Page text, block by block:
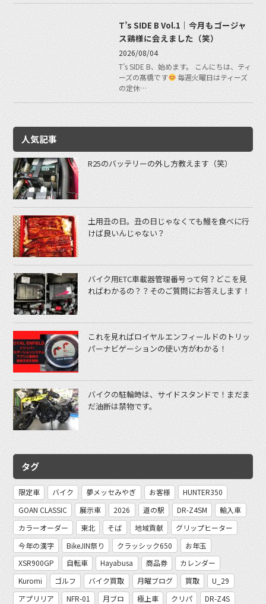
T’s SIDE B Vol.1｜今月もゴージャ
ス鶏様に会えました（笑）
2026/08/04
T’s SIDE B、始めます。 こんにちは、ティ
ーズの髙橋です
毎週火曜日はティーズ
の定休…
人気記事
R25のバッテリーの外し方教えます（笑）
土用丑の日。丑の日じゃなくても鰻を食べに行
けば良いんじゃない？
バイク用ETC車載器管理番号って何？どこを見
ればわかるの？？そのご質問にお答えします！
これを見ればロイヤルエンフィールドのトリッ
パーナビゲーションの使い方がわかる！
バイクの駐輪時は、サイドスタンドで！まだま
だ油断は禁物です。
タグ
限定車 バイク 夢メッセみやぎ お客様
HUNTER350
GOAN CLASSIC
展示車 2026 道の駅 DR-Z4SM
輸入車
カラーオーダー
東北 そば 地域貢献
グリップヒーター
今年の漢字
BikeJIN祭り クラッシック650
お年玉
XSR900GP
自転車 Hayabusa 商品券
カレンダー
Kuromi
ゴルフ バイク買取 月曜ブログ 買取
U_29
アプリリア
NFR-01 月ブロ 極上車 クリパ
DR-Z4S